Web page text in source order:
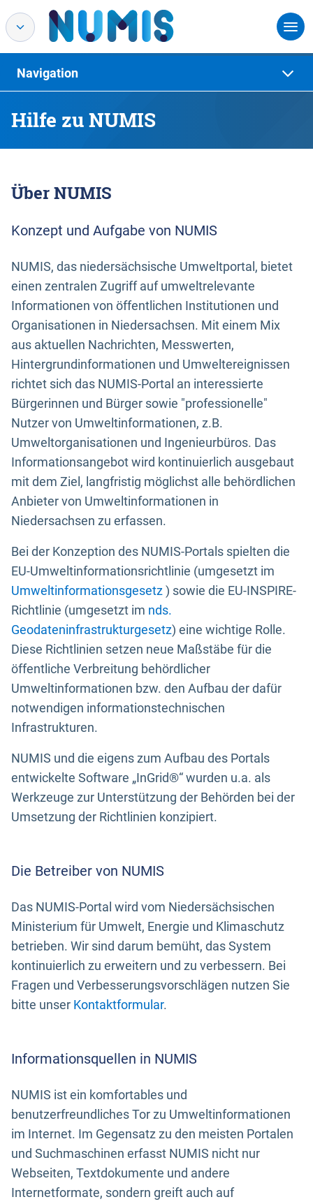
Hilfe zu NUMIS
Navigation
Über NUMIS
Konzept und Aufgabe von NUMIS
NUMIS, das niedersächsische Umweltportal, bietet
einen zentralen Zugriff auf umweltrelevante
Informationen von öffentlichen Institutionen und
Organisationen in Niedersachsen. Mit einem Mix
aus aktuellen Nachrichten, Messwerten,
Hintergrundinformationen und Umweltereignissen
richtet sich das NUMIS-Portal an interessierte
Bürgerinnen und Bürger sowie "professionelle"
Nutzer von Umweltinformationen, z.B.
Umweltorganisationen und Ingenieurbüros. Das
Informationsangebot wird kontinuierlich ausgebaut
mit dem Ziel, langfristig möglichst alle behördlichen
Anbieter von Umweltinformationen in
Niedersachsen zu erfassen.
Bei der Konzeption des NUMIS-Portals spielten die
EU-Umweltinformationsrichtlinie (umgesetzt im
Umweltinformationsgesetz) sowie die EU-INSPIRE-
Richtlinie (umgesetzt im nds.
Geodateninfrastrukturgesetz) eine wichtige Rolle.
Diese Richtlinien setzen neue Maßstäbe für die
öffentliche Verbreitung behördlicher
Umweltinformationen bzw. den Aufbau der dafür
notwendigen informationstechnischen
Infrastrukturen.
NUMIS und die eigens zum Aufbau des Portals
entwickelte Software „InGrid®“ wurden u.a. als
Werkzeuge zur Unterstützung der Behörden bei der
Umsetzung der Richtlinien konzipiert.
Die Betreiber von NUMIS
Das NUMIS-Portal wird vom Niedersächsischen
Ministerium für Umwelt, Energie und Klimaschutz
betrieben. Wir sind darum bemüht, das System
kontinuierlich zu erweitern und zu verbessern. Bei
Fragen und Verbesserungsvorschlägen nutzen Sie
bitte unser Kontaktformular.
Informationsquellen in NUMIS
NUMIS ist ein komfortables und
benutzerfreundliches Tor zu Umweltinformationen
im Internet. Im Gegensatz zu den meisten Portalen
und Suchmaschinen erfasst NUMIS nicht nur
Webseiten, Textdokumente und andere
Internetformate, sondern greift auch auf